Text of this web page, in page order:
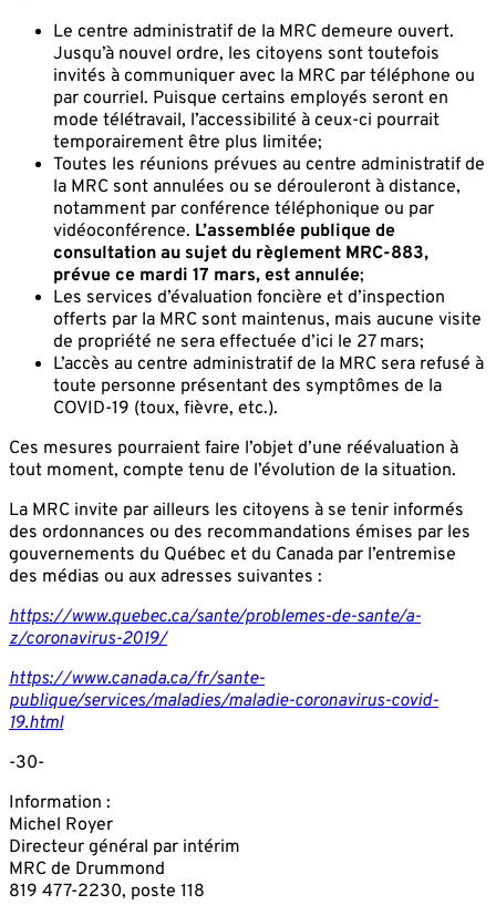
Le centre administratif de la MRC demeure ouvert.
Jusqu’à nouvel ordre, les citoyens sont toutefois
invités à communiquer avec la MRC par téléphone ou
par courriel. Puisque certains employés seront en
mode télétravail, l’accessibilité à ceux-ci pourrait
temporairement être plus limitée;
Toutes les réunions prévues au centre administratif de
la MRC sont annulées ou se dérouleront à distance,
notamment par conférence téléphonique ou par
vidéoconférence. L’assemblée publique de
consultation au sujet du règlement MRC-883,
prévue ce mardi 17 mars, est annulée;
Les services d’évaluation foncière et d’inspection
offerts par la MRC sont maintenus, mais aucune visite
de propriété ne sera effectuée d’ici le 27 mars;
L’accès au centre administratif de la MRC sera refusé à
toute personne présentant des symptômes de la
COVID-19 (toux, fièvre, etc.).
Ces mesures pourraient faire l’objet d’une réévaluation à
tout moment, compte tenu de l’évolution de la situation.
La MRC invite par ailleurs les citoyens à se tenir informés
des ordonnances ou des recommandations émises par les
gouvernements du Québec et du Canada par l’entremise
des médias ou aux adresses suivantes :
https://www.quebec.ca/sante/problemes-de-sante/a-
z/coronavirus-2019/
https://www.canada.ca/fr/sante-
publique/services/maladies/maladie-coronavirus-covid-
19.html
-30-
Information :
Michel Royer
Directeur général par intérim
MRC de Drummond
819 477-2230, poste 118